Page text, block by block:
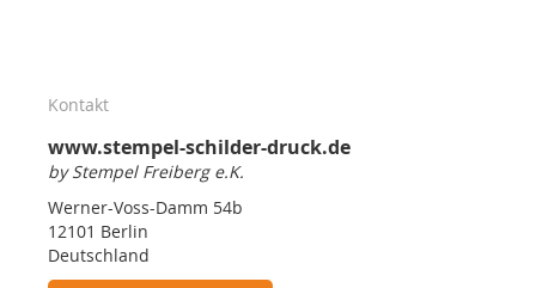
Kontakt
www.stempel-schilder-druck.de
by Stempel Freiberg e.K.
Werner-Voss-Damm 54b
12101 Berlin
Deutschland